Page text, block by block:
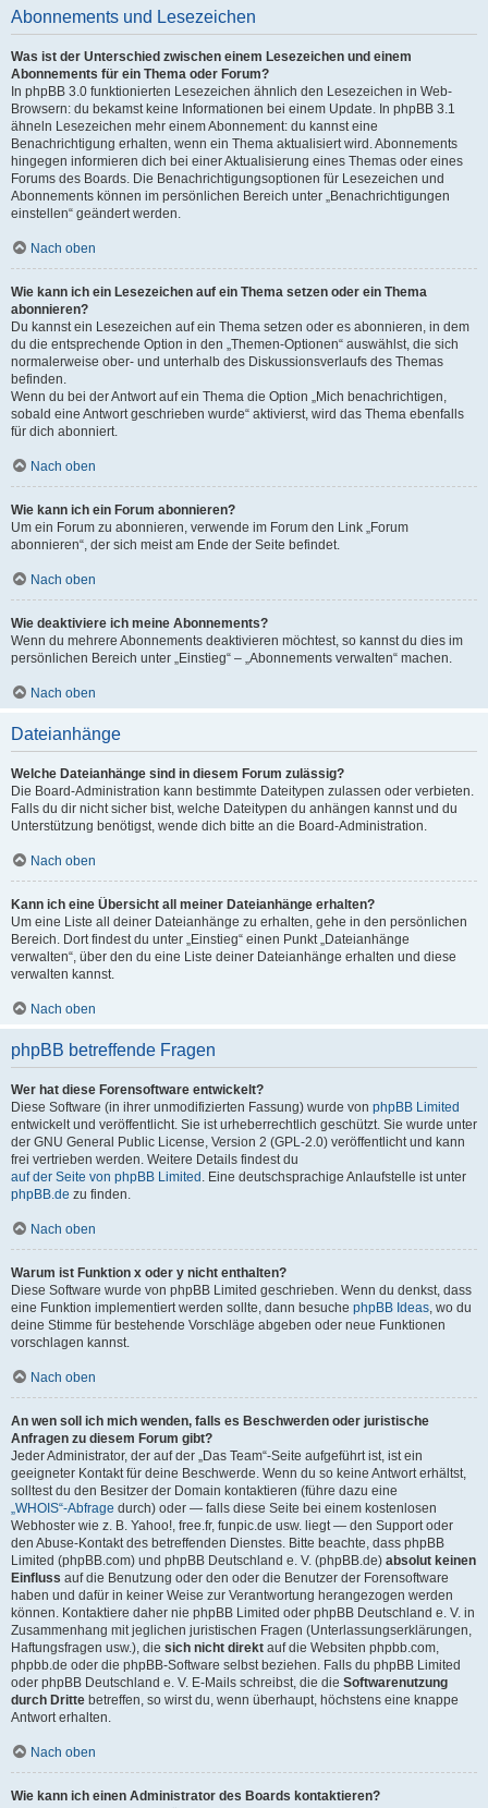
Abonnements und Lesezeichen
Was ist der Unterschied zwischen einem Lesezeichen und einem
Abonnements für ein Thema oder Forum?
In phpBB 3.0 funktionierten Lesezeichen ähnlich den Lesezeichen in Web-
Browsern: du bekamst keine Informationen bei einem Update. In phpBB 3.1
ähneln Lesezeichen mehr einem Abonnement: du kannst eine
Benachrichtigung erhalten, wenn ein Thema aktualisiert wird. Abonnements
hingegen informieren dich bei einer Aktualisierung eines Themas oder eines
Forums des Boards. Die Benachrichtigungsoptionen für Lesezeichen und
Abonnements können im persönlichen Bereich unter „Benachrichtigungen
einstellen“ geändert werden.
Nach oben
Wie kann ich ein Lesezeichen auf ein Thema setzen oder ein Thema
abonnieren?
Du kannst ein Lesezeichen auf ein Thema setzen oder es abonnieren, in dem
du die entsprechende Option in den „Themen-Optionen“ auswählst, die sich
normalerweise ober- und unterhalb des Diskussionsverlaufs des Themas
befinden.
Wenn du bei der Antwort auf ein Thema die Option „Mich benachrichtigen,
sobald eine Antwort geschrieben wurde“ aktivierst, wird das Thema ebenfalls
für dich abonniert.
Nach oben
Wie kann ich ein Forum abonnieren?
Um ein Forum zu abonnieren, verwende im Forum den Link „Forum
abonnieren“, der sich meist am Ende der Seite befindet.
Nach oben
Wie deaktiviere ich meine Abonnements?
Wenn du mehrere Abonnements deaktivieren möchtest, so kannst du dies im
persönlichen Bereich unter „Einstieg“ – „Abonnements verwalten“ machen.
Nach oben
Dateianhänge
Welche Dateianhänge sind in diesem Forum zulässig?
Die Board-Administration kann bestimmte Dateitypen zulassen oder verbieten.
Falls du dir nicht sicher bist, welche Dateitypen du anhängen kannst und du
Unterstützung benötigst, wende dich bitte an die Board-Administration.
Nach oben
Kann ich eine Übersicht all meiner Dateianhänge erhalten?
Um eine Liste all deiner Dateianhänge zu erhalten, gehe in den persönlichen
Bereich. Dort findest du unter „Einstieg“ einen Punkt „Dateianhänge
verwalten“, über den du eine Liste deiner Dateianhänge erhalten und diese
verwalten kannst.
Nach oben
phpBB betreffende Fragen
Wer hat diese Forensoftware entwickelt?
Diese Software (in ihrer unmodifizierten Fassung) wurde von phpBB Limited
entwickelt und veröffentlicht. Sie ist urheberrechtlich geschützt. Sie wurde unter
der GNU General Public License, Version 2 (GPL-2.0) veröffentlicht und kann
frei vertrieben werden. Weitere Details findest du
auf der Seite von phpBB Limited . Eine deutschsprachige Anlaufstelle ist unter
phpBB.de zu finden.
Nach oben
Warum ist Funktion x oder y nicht enthalten?
Diese Software wurde von phpBB Limited geschrieben. Wenn du denkst, dass
eine Funktion implementiert werden sollte, dann besuche phpBB Ideas, wo du
deine Stimme für bestehende Vorschläge abgeben oder neue Funktionen
vorschlagen kannst.
Nach oben
An wen soll ich mich wenden, falls es Beschwerden oder juristische
Anfragen zu diesem Forum gibt?
Jeder Administrator, der auf der „Das Team“-Seite aufgeführt ist, ist ein
geeigneter Kontakt für deine Beschwerde. Wenn du so keine Antwort erhältst,
solltest du den Besitzer der Domain kontaktieren (führe dazu eine
„WHOIS“-Abfrage durch) oder — falls diese Seite bei einem kostenlosen
Webhoster wie z. B. Yahoo!, free.fr, funpic.de usw. liegt — den Support oder
den Abuse-Kontakt des betreffenden Dienstes. Bitte beachte, dass phpBB
Limited (phpBB.com) und phpBB Deutschland e. V. (phpBB.de) absolut keinen
Einfluss auf die Benutzung oder den oder die Benutzer der Forensoftware
haben und dafür in keiner Weise zur Verantwortung herangezogen werden
können. Kontaktiere daher nie phpBB Limited oder phpBB Deutschland e. V. in
Zusammenhang mit jeglichen juristischen Fragen (Unterlassungserklärungen,
Haftungsfragen usw.), die sich nicht direkt auf die Websiten phpbb.com,
phpbb.de oder die phpBB-Software selbst beziehen. Falls du phpBB Limited
oder phpBB Deutschland e. V. E-Mails schreibst, die die Softwarenutzung
durch Dritte betreffen, so wirst du, wenn überhaupt, höchstens eine knappe
Antwort erhalten.
Nach oben
Wie kann ich einen Administrator des Boards kontaktieren?